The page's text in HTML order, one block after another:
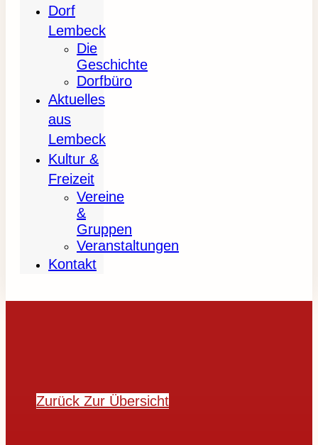
Dorf
Lembeck
Die
Geschichte
Dorfbüro
Aktuelles
aus
Lembeck
Kultur &
Freizeit
Vereine
&
Gruppen
Veranstaltungen
Kontakt
Zurück Zur Übersicht